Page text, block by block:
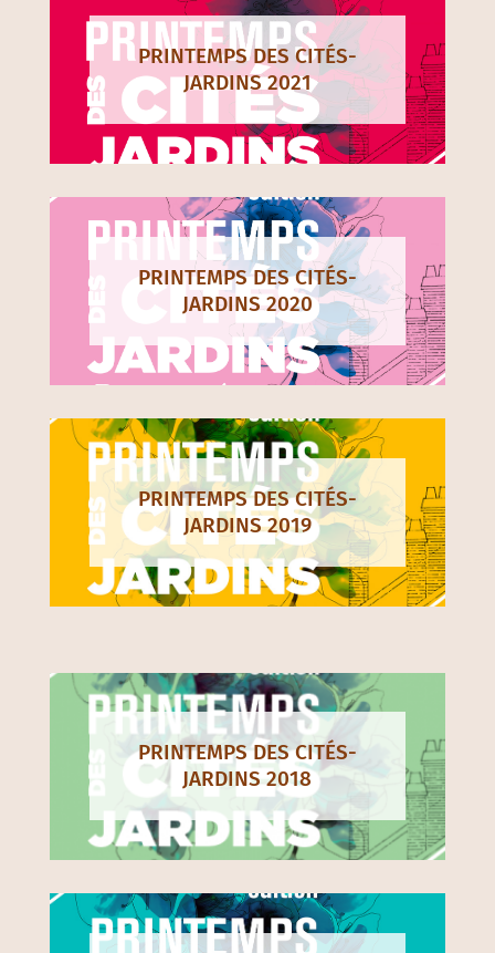
PRINTEMPS DES CITÉS-
JARDINS 2021
PRINTEMPS DES CITÉS-
JARDINS 2020
PRINTEMPS DES CITÉS-
JARDINS 2019
PRINTEMPS DES CITÉS-
JARDINS 2018